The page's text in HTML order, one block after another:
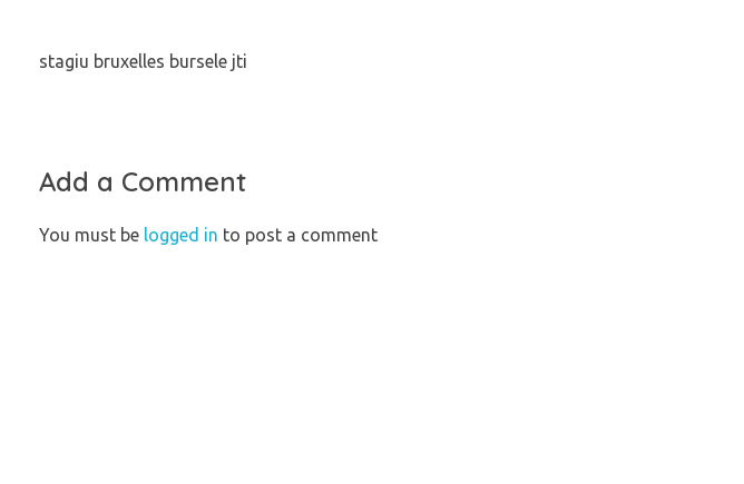
stagiu bruxelles bursele jti
Add a Comment
You must be logged in to post a comment